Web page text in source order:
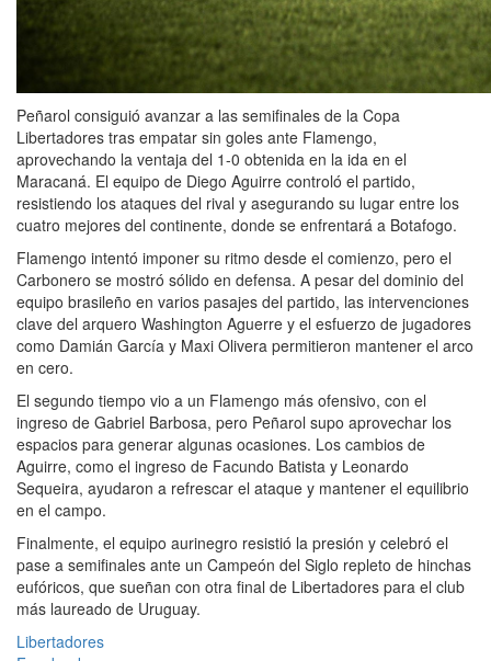
Peñarol consiguió avanzar a las semifinales de la Copa
Libertadores tras empatar sin goles ante Flamengo,
aprovechando la ventaja del 1-0 obtenida en la ida en el
Maracaná. El equipo de Diego Aguirre controló el partido,
resistiendo los ataques del rival y asegurando su lugar entre los
cuatro mejores del continente, donde se enfrentará a Botafogo.
Flamengo intentó imponer su ritmo desde el comienzo, pero el
Carbonero se mostró sólido en defensa. A pesar del dominio del
equipo brasileño en varios pasajes del partido, las intervenciones
clave del arquero Washington Aguerre y el esfuerzo de jugadores
como Damián García y Maxi Olivera permitieron mantener el arco
en cero.
El segundo tiempo vio a un Flamengo más ofensivo, con el
ingreso de Gabriel Barbosa, pero Peñarol supo aprovechar los
espacios para generar algunas ocasiones. Los cambios de
Aguirre, como el ingreso de Facundo Batista y Leonardo
Sequeira, ayudaron a refrescar el ataque y mantener el equilibrio
en el campo.
Finalmente, el equipo aurinegro resistió la presión y celebró el
pase a semifinales ante un Campeón del Siglo repleto de hinchas
eufóricos, que sueñan con otra final de Libertadores para el club
más laureado de Uruguay.
Libertadores